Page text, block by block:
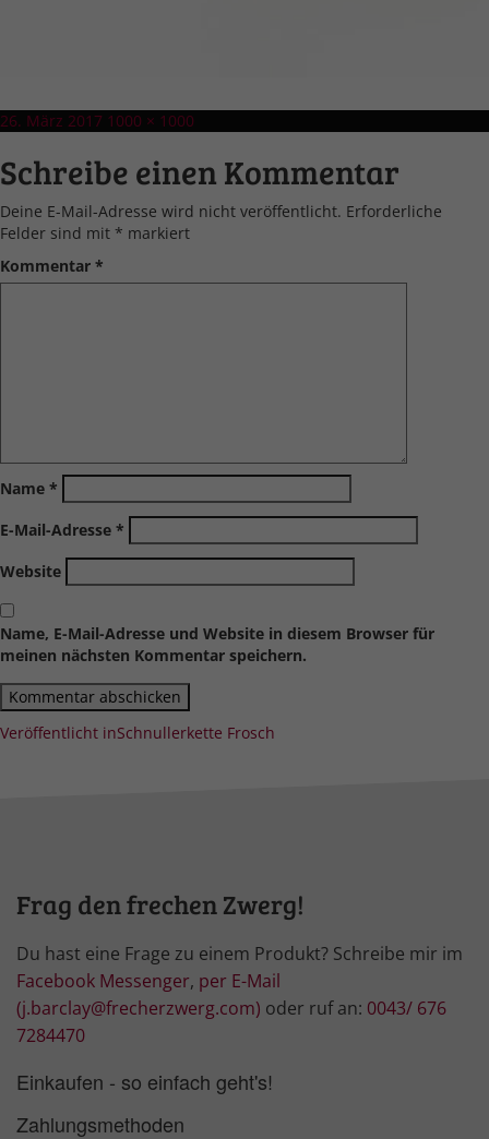
Veröffentlicht
26. März 2017 Volle
1000 × 1000
Schreibe einen Kommentar
Deine E-Mail-Adresse wird nicht veröffentlicht. Erforderliche
Felder sind mit * markiert
Kommentar *
Name *
E-Mail-Adresse *
Website
Name, E-Mail-Adresse und Website in diesem Browser für
meinen nächsten Kommentar speichern.
Beitragsnavigation
Veröffentlicht inSchnullerkette Frosch
Frag den frechen Zwerg!
Du hast eine Frage zu einem Produkt? Schreibe mir im
Facebook Messenger, per E-Mail
(j.barclay@frecherzwerg.com) oder ruf an: 0043/ 676
7284470
Einkaufen - so einfach geht's!
Zahlungsmethoden